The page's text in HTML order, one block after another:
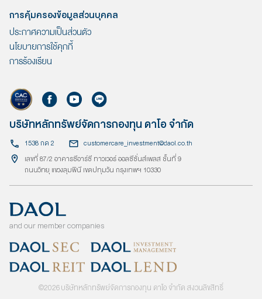
การคุ้มครองข้อมูลส่วนบุคคล
ประกาศความเป็นส่วนตัว
นโยบายการใช้คุกกี้
การร้องเรียน
บริษัทหลักทรัพย์จัดการกองทุน ดาโอ จำกัด
1538 กด 2
customercare_investment@daol.co.th
เลขที่ 87/2 อาคารซีอาร์ซี ทาวเวอร์ ออลซีซั่นส์เพลส ชั้นที่ 9
ถนนวิทยุ แขวงลุมพินี เขตปทุมวัน กรุงเทพฯ 10330
and our member companies
©2026บริษัทหลักทรัพย์จัดการกองทุน ดาโอ จำกัด สงวนลิขสิทธิ์